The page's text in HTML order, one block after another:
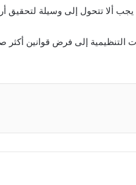
ألا تتحول إلى وسيلة لتحقيق
التنظيمية إلى فرض قوانين أكثر